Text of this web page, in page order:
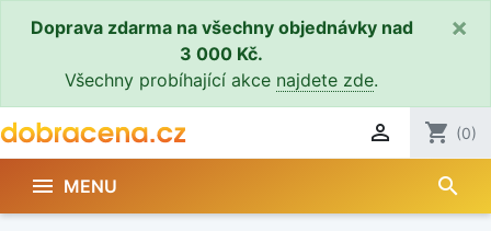
Doprava zdarma na všechny objednávky nad
3 000 Kč.
Všechny probíhající akce najdete zde.
×
 shopping_cart (0)
 MENU search